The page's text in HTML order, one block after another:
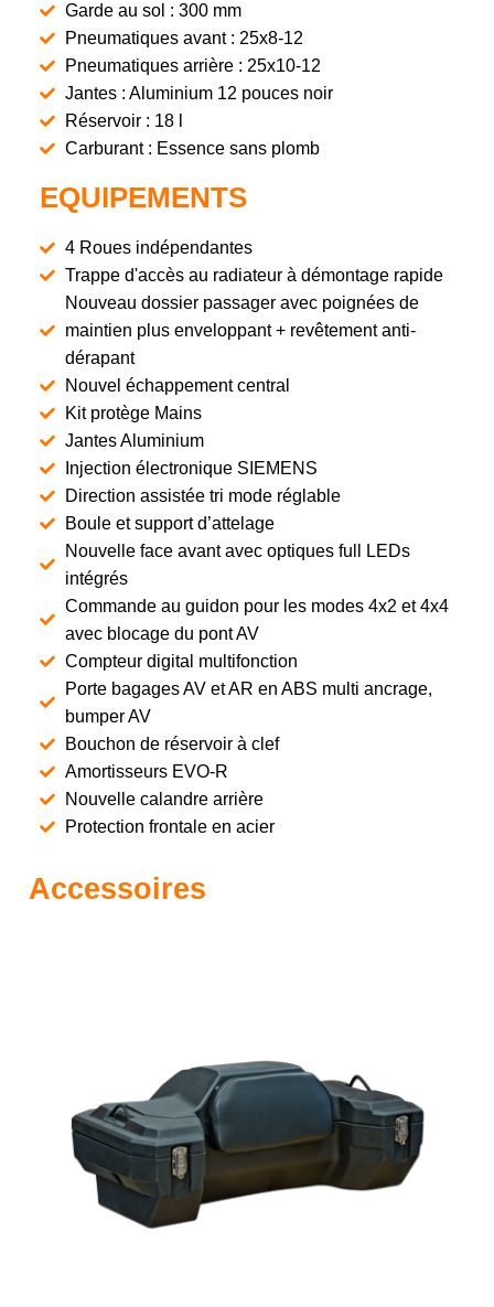
Garde au sol : 300 mm
Pneumatiques avant : 25x8-12
Pneumatiques arrière : 25x10-12
Jantes : Aluminium 12 pouces noir
Réservoir : 18 l
Carburant : Essence sans plomb
EQUIPEMENTS
4 Roues indépendantes
Trappe d'accès au radiateur à démontage rapide
Nouveau dossier passager avec poignées de
maintien plus enveloppant + revêtement anti-
dérapant
Nouvel échappement central
Kit protège Mains
Jantes Aluminium
Injection électronique SIEMENS
Direction assistée tri mode réglable
Boule et support d’attelage
Nouvelle face avant avec optiques full LEDs
intégrés
Commande au guidon pour les modes 4x2 et 4x4
avec blocage du pont AV
Compteur digital multifonction
Porte bagages AV et AR en ABS multi ancrage,
bumper AV
Bouchon de réservoir à clef
Amortisseurs EVO-R
Nouvelle calandre arrière
Protection frontale en acier
Accessoires